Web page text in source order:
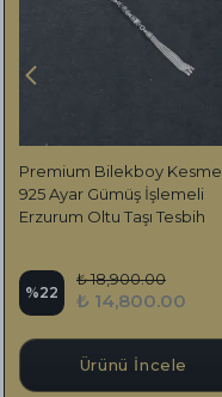
Premium Bilekboy Kesme
925 Ayar Gümüş İşlemeli
Erzurum Oltu Taşı Tesbih
%22
₺ 18,900.00
₺ 14,800.00
Ürünü İncele